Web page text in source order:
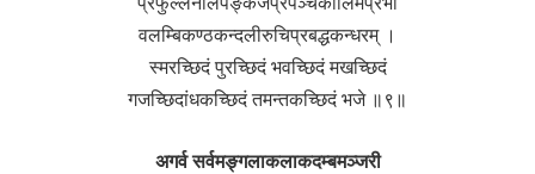
वलम्बिकण्ठकन्दलीरुचिप्रबद्धकन्धरम् ।
स्मरच्छिदं पुरच्छिदं भवच्छिदं मखच्छिदं
गजच्छिदांधकच्छिदं तमन्तकच्छिदं भजे ॥९॥
अगर्व सर्वमङ्गलाकलाकदम्बमञ्जरी